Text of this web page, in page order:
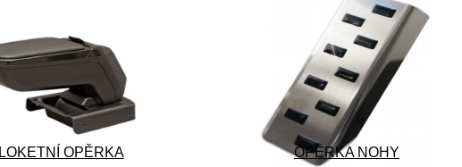
LOKETNÍ OPĚRKA OPĚRKA NOHY